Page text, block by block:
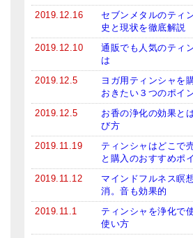
2019.12.16
セブンメタルのティ
史と現状を徹底解説
2019.12.10
通販でも人気のティ
は
2019.12.5
ヨガ用ティンシャを
おきたい３つのポイ
2019.12.5
お香の浄化の効果と
び方
2019.11.19
ティンシャはどこで
と購入のおすすめポ
2019.11.12
マインドフルネス瞑
消。音も効果的
2019.11.1
ティンシャを浄化で
使い方